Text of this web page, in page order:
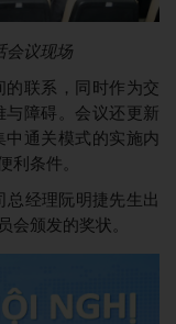
会议现场
联系，同时作为交
障碍。会议还更新
通关模式的实施内
利条件。
总经理阮明捷先生出
会颁发的奖状。